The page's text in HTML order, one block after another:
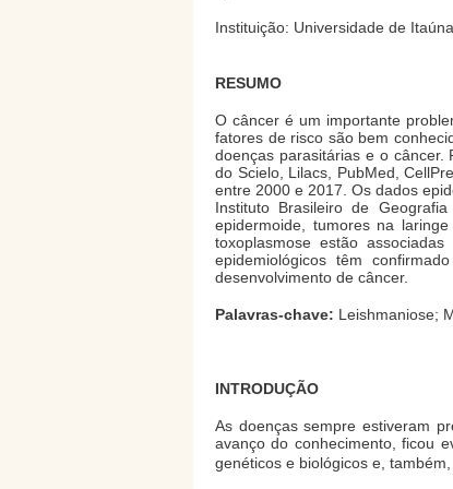
Instituição: Universidade de
RESUMO
O câncer é um importante
fatores de risco são bem
doenças parasitárias e o câncer.
do Scielo, Lilacs, PubMed,
entre 2000 e 2017. Os dados
Instituto Brasileiro de
epidermoide, tumores na
toxoplasmose estão
epidemiológicos têm
desenvolvimento de câncer.
Palavras-chave: Leishmaniose;
INTRODUÇÃO
As doenças sempre estiveram
avanço do conhecimento, ficou
genéticos e biológicos e,